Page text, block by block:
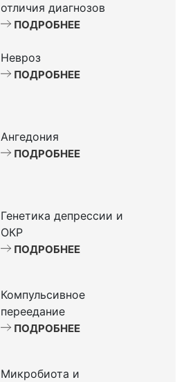
отличия диагнозов
ПОДРОБНЕЕ
Невроз
ПОДРОБНЕЕ
Ангедония
ПОДРОБНЕЕ
Генетика депрессии и
ОКР
ПОДРОБНЕЕ
Компульсивное
переедание
ПОДРОБНЕЕ
Микробиота и